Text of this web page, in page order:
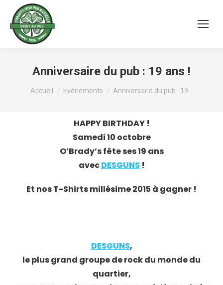
Anniversaire du pub : 19 ans !
Vous êtes ici :
Accueil Evénements Anniversaire du pub : 19…
HAPPY BIRTHDAY !
Samedi 10 octobre
O’Brady’s fête ses 19 ans
avecDESGUNS !
Et nos T-Shirts millésime 2015 à gagner !
DESGUNS,
le plus grand groupe de rock du monde du
quartier,